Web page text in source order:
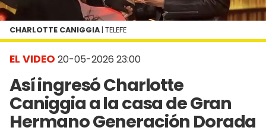
EL VIDEO 20-05-2026 23:00
Así ingresó Charlotte
Caniggia a la casa de Gran
Hermano Generación Dorada
CHARLOTTE CANIGGIA | TELEFE